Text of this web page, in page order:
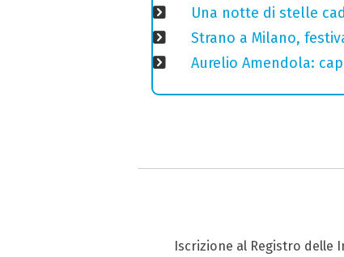
Una notte di stelle
Strano a Milano,
Aurelio Amendola:
Iscrizione al Registro delle